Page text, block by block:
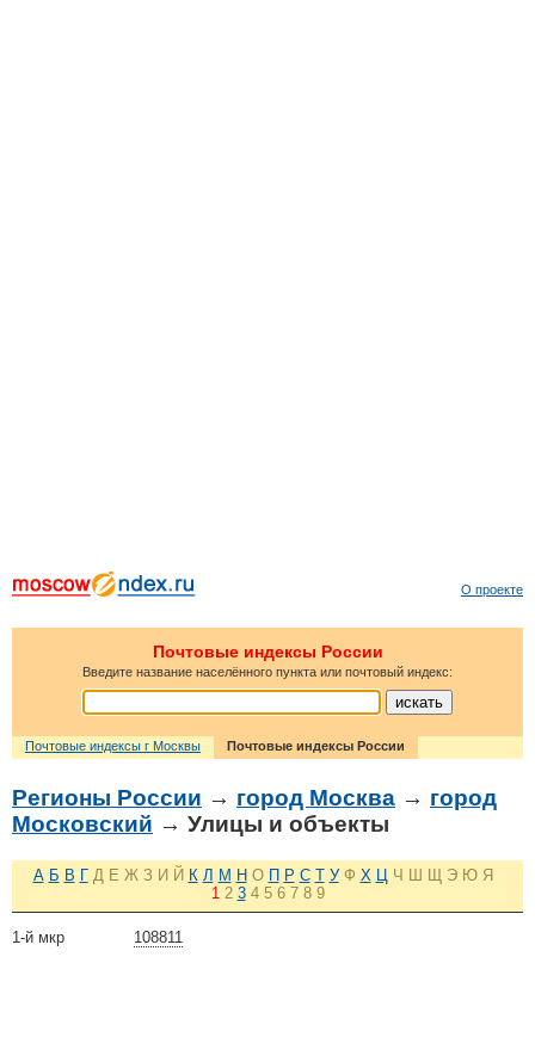
О проекте
Почтовые индексы России
Введите название населённого пункта или почтовый индекс:
Почтовые индексы г Москвы Почтовые индексы России
Регионы России → город Москва → город
Московский → Улицы и объекты
А Б В Г Д Е Ж З И Й К Л М Н О П Р С Т У Ф Х Ц Ч Ш Щ Э Ю Я
1 2 3 4 5 6 7 8 9
108811
1-й мкр